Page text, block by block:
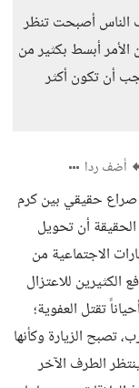
الناس أصبحت تنظر
أبسط بكثير من
أن تكون أكثر
أضف ردا
صراع حقيقي بين كرم
الحقيقة أن تحويل
الاجتماعية من
للاعتزال
تقتل العفوية؛
تصبح الزيارة وكأنها
الطرف الآخر